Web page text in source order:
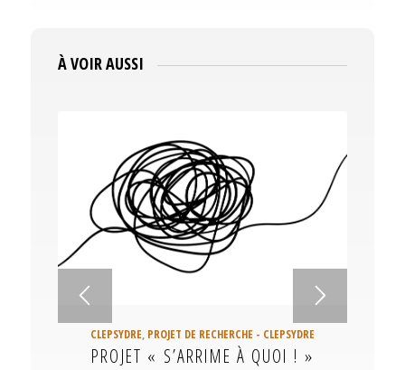
À VOIR AUSSI
CLEPSYDRE, PROJET DE RECHERCHE - CLEPSYDRE
PROJET « S’ARRIME À QUOI ! »